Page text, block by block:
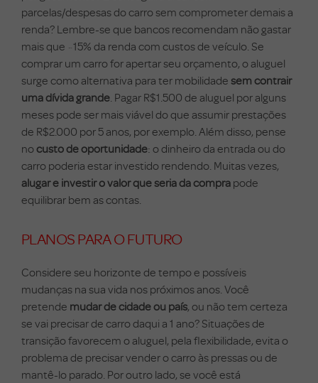
parcelas/despesas do carro sem comprometer demais a
renda? Lembre-se que bancos recomendam não gastar
mais que ~15% da renda com custos de veículo. Se
comprar um carro for apertar seu orçamento, o aluguel
surge como alternativa para ter mobilidade sem contrair
uma dívida grande . Pagar R$1.500 de aluguel por alguns
meses pode ser mais viável do que assumir prestações
de R$2.000 por 5 anos, por exemplo. Além disso, pense
nocusto de oportunidade: o dinheiro da entrada ou do
carro poderia estar investido rendendo. Muitas vezes,
alugar e investir o valor que seria da compra pode
equilibrar bem as contas.
PLANOS PARA O FUTURO
Considere seu horizonte de tempo e possíveis
mudanças na sua vida nos próximos anos. Você
pretende mudar de cidade ou país, ou não tem certeza
se vai precisar de carro daqui a 1 ano? Situações de
transição favorecem o aluguel, pela flexibilidade, evita o
problema de precisar vender o carro às pressas ou de
mantê-lo parado. Por outro lado, se você está